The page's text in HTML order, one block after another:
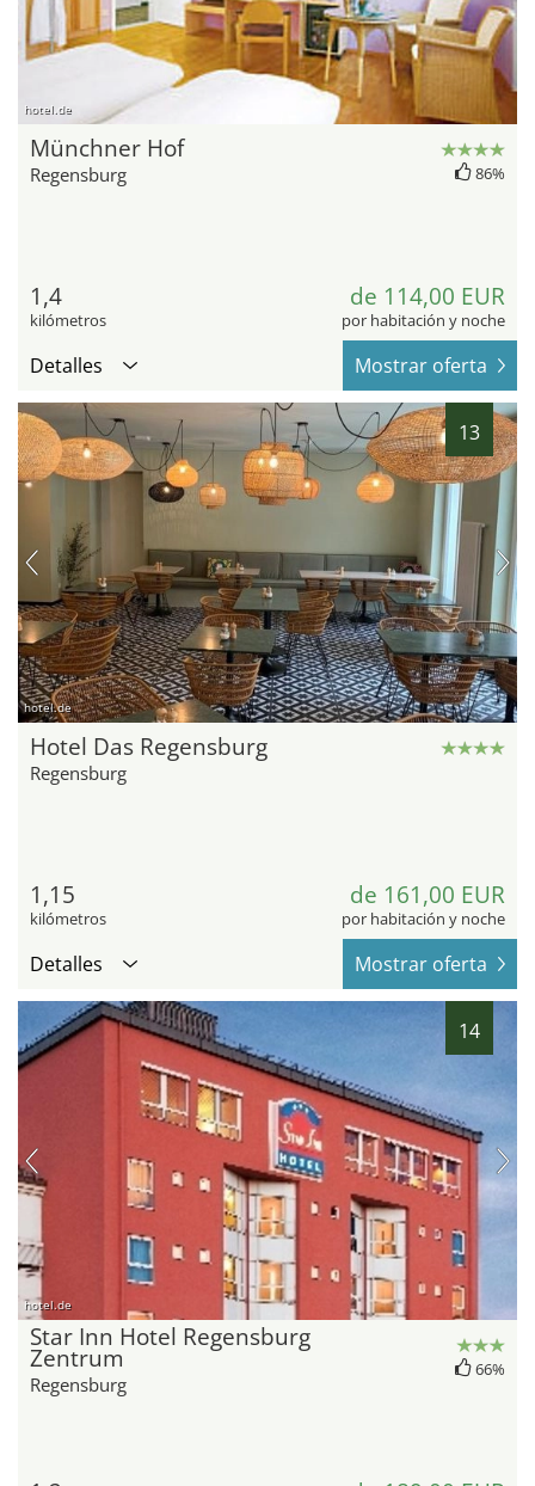
hotel.de
Münchner Hof
Regensburg 86%
1,4
kilómetros
de 114,00 EUR
por habitación y noche
Detalles Mostrar oferta
13
hotel.de
Hotel Das Regensburg
Regensburg
1,15
kilómetros
de 161,00 EUR
por habitación y noche
Detalles Mostrar oferta
14
hotel.de
Star Inn Hotel Regensburg
Zentrum
Regensburg
66%